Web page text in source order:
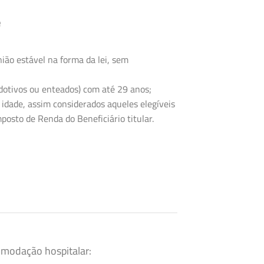
estável na forma da lei, sem
ou enteados) com até 29 anos;
assim considerados aqueles elegíveis
de Renda do Beneficiário titular.
hospitalar: